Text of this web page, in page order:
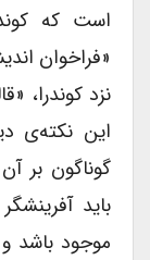
است که
«فراخوان
نزد کوندرا،
این نکته‌ی
گوناگون بر
باید
موجود باشد